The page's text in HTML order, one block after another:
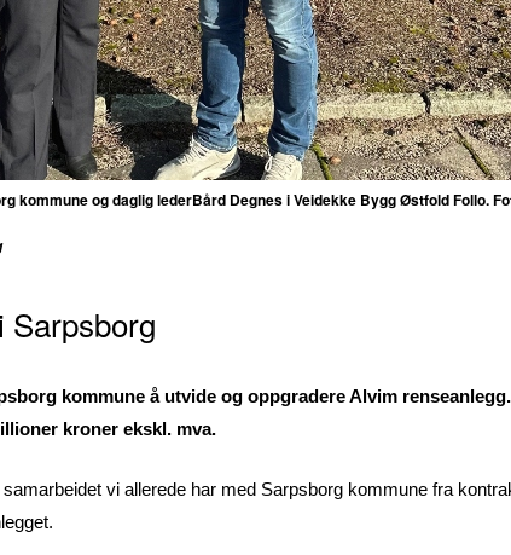
kommune og daglig lederBård Degnes i Veidekke Bygg Østfold Follo.
Sarpsborg
kommune å utvide og oppgradere Alvim
kroner ekskl. mva.
vi allerede har med Sarpsborg kommune fra